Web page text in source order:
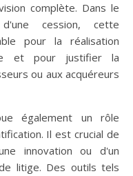
complète. Dans le
cession, cette
pour la réalisation
et pour justifier la
ou aux acquéreurs
également un rôle
Il est crucial de
innovation ou d'un
litige. Des outils tels